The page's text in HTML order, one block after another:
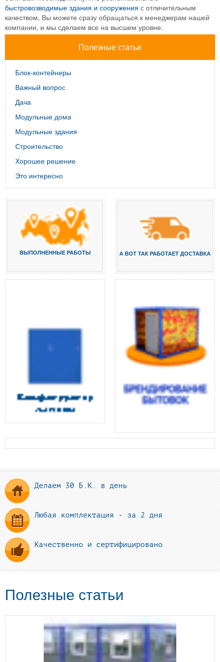
быстровозводимые здания и сооружения с отличительным
качеством, Вы можете сразу обращаться к менеджерам нашей
компании, и мы сделаем все на высшем уровне.
Полезные статьи
Блок-контейнеры
Важный вопрос
Дача
Модульные дома
Модульные здания
Строительство
Хорошее решение
Это интересно
ВЫПОЛНЕННЫЕ РАБОТЫ А ВОТ ТАК РАБОТАЕТ ДОСТАВКА
Делаем 30 Б.К. в день
Любая комплектация - за 2 дня
Качественно и сертифицировано
Полезные статьи